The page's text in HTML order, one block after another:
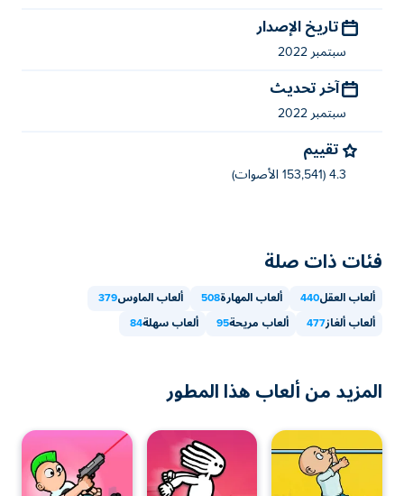
تاريخ الإصدار
سبتمبر 2022
آخر تحديث
سبتمبر 2022
تقييم
4.3 (153,541 الأصوات)
فئات ذات صلة
ألعاب العقل440 ألعاب المهارة508 ألعاب الماوس379
ألعاب ألغاز477 ألعاب مريحة95 ألعاب سهلة84
المزيد من ألعاب هذا المطور